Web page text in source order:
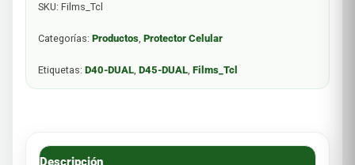
SKU: Films_Tcl
Categorías: Productos, Protector Celular
Etiquetas: D40-DUAL, D45-DUAL, Films_Tcl
Descripción